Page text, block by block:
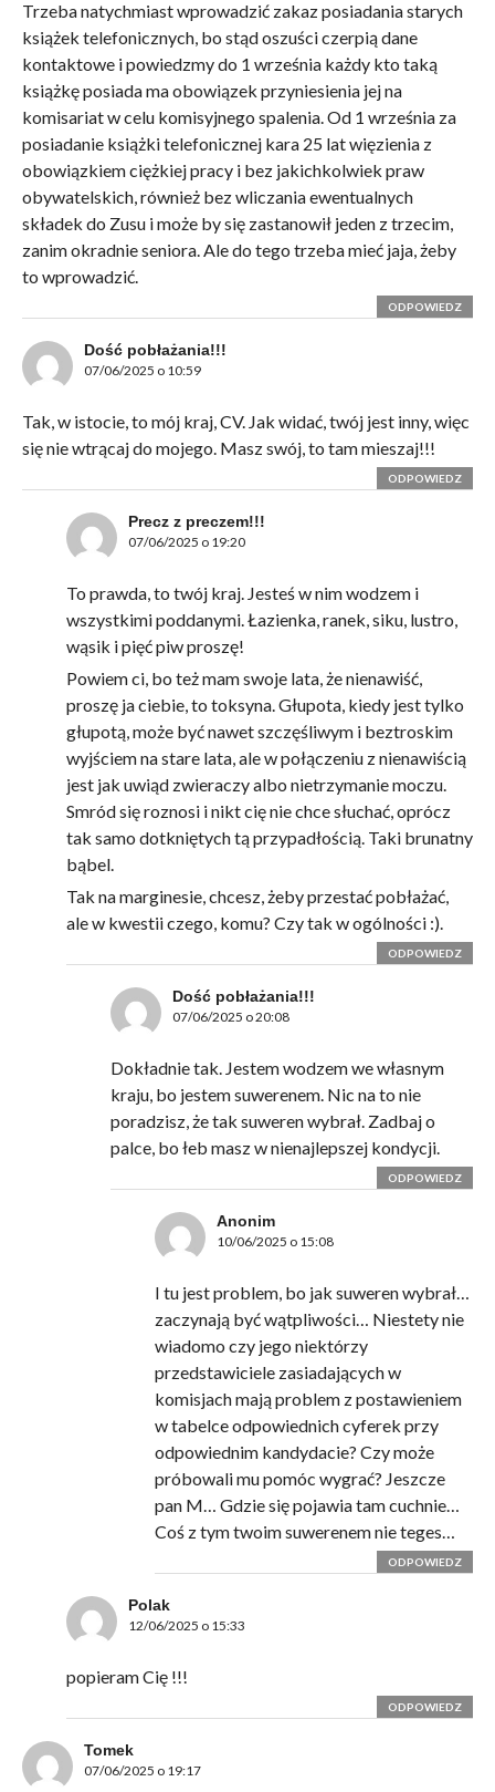
Trzeba natychmiast wprowadzić zakaz posiadania starych
książek telefonicznych, bo stąd oszuści czerpią dane
kontaktowe i powiedzmy do 1 września każdy kto taką
książkę posiada ma obowiązek przyniesienia jej na
komisariat w celu komisyjnego spalenia. Od 1 września za
posiadanie książki telefonicznej kara 25 lat więzienia z
obowiązkiem ciężkiej pracy i bez jakichkolwiek praw
obywatelskich, również bez wliczania ewentualnych
składek do Zusu i może by się zastanowił jeden z trzecim,
zanim okradnie seniora. Ale do tego trzeba mieć jaja, żeby
to wprowadzić.
ODPOWIEDZ
Dość pobłażania!!!
07/06/2025 o 10:59
Tak, w istocie, to mój kraj, CV. Jak widać, twój jest inny, więc
się nie wtrącaj do mojego. Masz swój, to tam mieszaj!!!
ODPOWIEDZ
Precz z preczem!!!
07/06/2025 o 19:20
To prawda, to twój kraj. Jesteś w nim wodzem i
wszystkimi poddanymi. Łazienka, ranek, siku, lustro,
wąsik i pięć piw proszę!
Powiem ci, bo też mam swoje lata, że nienawiść,
proszę ja ciebie, to toksyna. Głupota, kiedy jest tylko
głupotą, może być nawet szczęśliwym i beztroskim
wyjściem na stare lata, ale w połączeniu z nienawiścią
jest jak uwiąd zwieraczy albo nietrzymanie moczu.
Smród się roznosi i nikt cię nie chce słuchać, oprócz
tak samo dotkniętych tą przypadłością. Taki brunatny
bąbel.
Tak na marginesie, chcesz, żeby przestać pobłażać,
ale w kwestii czego, komu? Czy tak w ogólności :).
ODPOWIEDZ
Dość pobłażania!!!
07/06/2025 o 20:08
Dokładnie tak. Jestem wodzem we własnym
kraju, bo jestem suwerenem. Nic na to nie
poradzisz, że tak suweren wybrał. Zadbaj o
palce, bo łeb masz w nienajlepszej kondycji.
ODPOWIEDZ
Anonim
10/06/2025 o 15:08
I tu jest problem, bo jak suweren wybrał…
zaczynają być wątpliwości… Niestety nie
wiadomo czy jego niektórzy
przedstawiciele zasiadających w
komisjach mają problem z postawieniem
w tabelce odpowiednich cyferek przy
odpowiednim kandydacie? Czy może
próbowali mu pomóc wygrać? Jeszcze
pan M… Gdzie się pojawia tam cuchnie…
Coś z tym twoim suwerenem nie teges…
ODPOWIEDZ
Polak
12/06/2025 o 15:33
popieram Cię !!!
ODPOWIEDZ
Tomek
07/06/2025 o 19:17